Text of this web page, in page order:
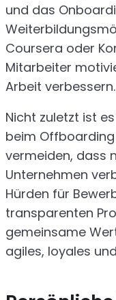
und das
Coursera oder
Mitarbeiter
Arbeit verbessern.
Nicht zuletzt ist
beim
vermeiden, dass
Unternehmen
Hürden für
transparenten
gemeinsame
agiles, loyales